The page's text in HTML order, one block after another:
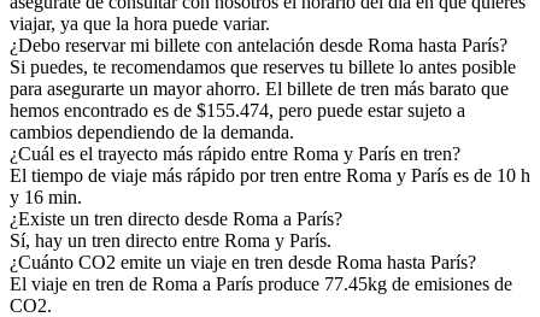
viajar, ya que la hora puede variar.
¿Debo reservar mi billete con antelación desde Roma hasta París?
Si puedes, te recomendamos que reserves tu billete lo antes posible
para asegurarte un mayor ahorro. El billete de tren más barato que
hemos encontrado es de $155.474, pero puede estar sujeto a
cambios dependiendo de la demanda.
¿Cuál es el trayecto más rápido entre Roma y París en tren?
El tiempo de viaje más rápido por tren entre Roma y París es de 10 h
y 16 min.
¿Existe un tren directo desde Roma a París?
Sí, hay un tren directo entre Roma y París.
¿Cuánto CO2 emite un viaje en tren desde Roma hasta París?
El viaje en tren de Roma a París produce 77.45kg de emisiones de
CO2.